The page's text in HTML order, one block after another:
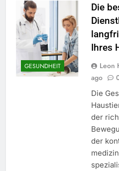
GESUNDHEIT
Die
Ihres
Leon
ago
Die
der
der